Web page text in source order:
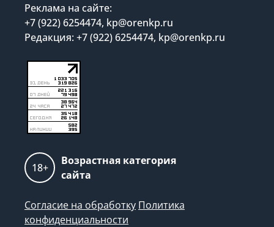
Реклама на сайте:
+7 (922) 6254474, kp@orenkp.ru
Редакция: +7 (922) 6254474, kp@orenkp.ru
18+
Возрастная категория
сайта
Согласие на обработку Политика
конфиденциальности